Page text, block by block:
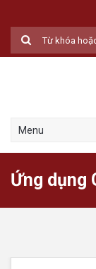
Menu
Ứng dụng